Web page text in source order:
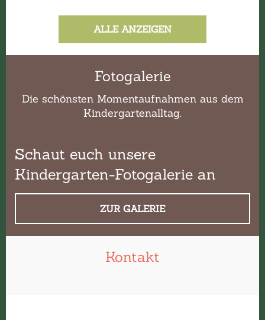
ALLE ANZEIGEN
Fotogalerie
Die schönsten Momentaufnahmen aus dem
Kindergartenalltag.
Schaut euch unsere
Kindergarten-Fotogalerie an
ZUR GALERIE
Kontakt